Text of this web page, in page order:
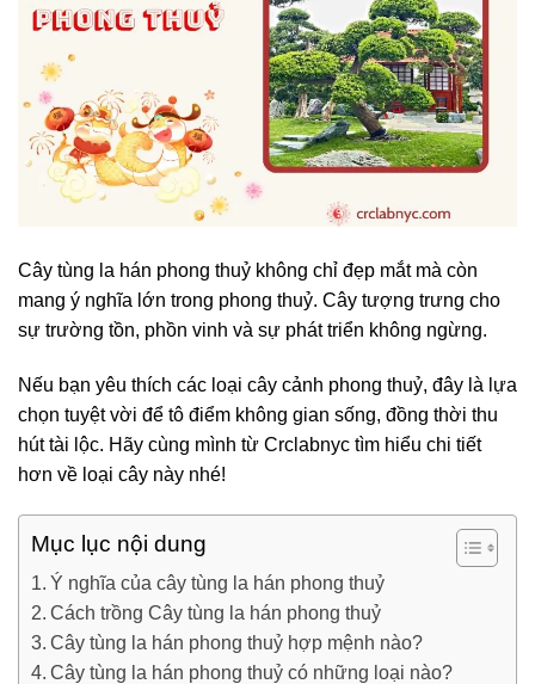
Cây tùng la hán phong thuỷ không chỉ đẹp mắt mà còn
mang ý nghĩa lớn trong phong thuỷ. Cây tượng trưng cho
sự trường tồn, phồn vinh và sự phát triển không ngừng.
Nếu bạn yêu thích các loại cây cảnh phong thuỷ, đây là lựa
chọn tuyệt vời để tô điểm không gian sống, đồng thời thu
hút tài lộc. Hãy cùng mình từ Crclabnyc tìm hiểu chi tiết
hơn về loại cây này nhé!
Mục lục nội dung
Ý nghĩa của cây tùng la hán phong thuỷ
Cách trồng Cây tùng la hán phong thuỷ
Cây tùng la hán phong thuỷ hợp mệnh nào?
Cây tùng la hán phong thuỷ có những loại nào?